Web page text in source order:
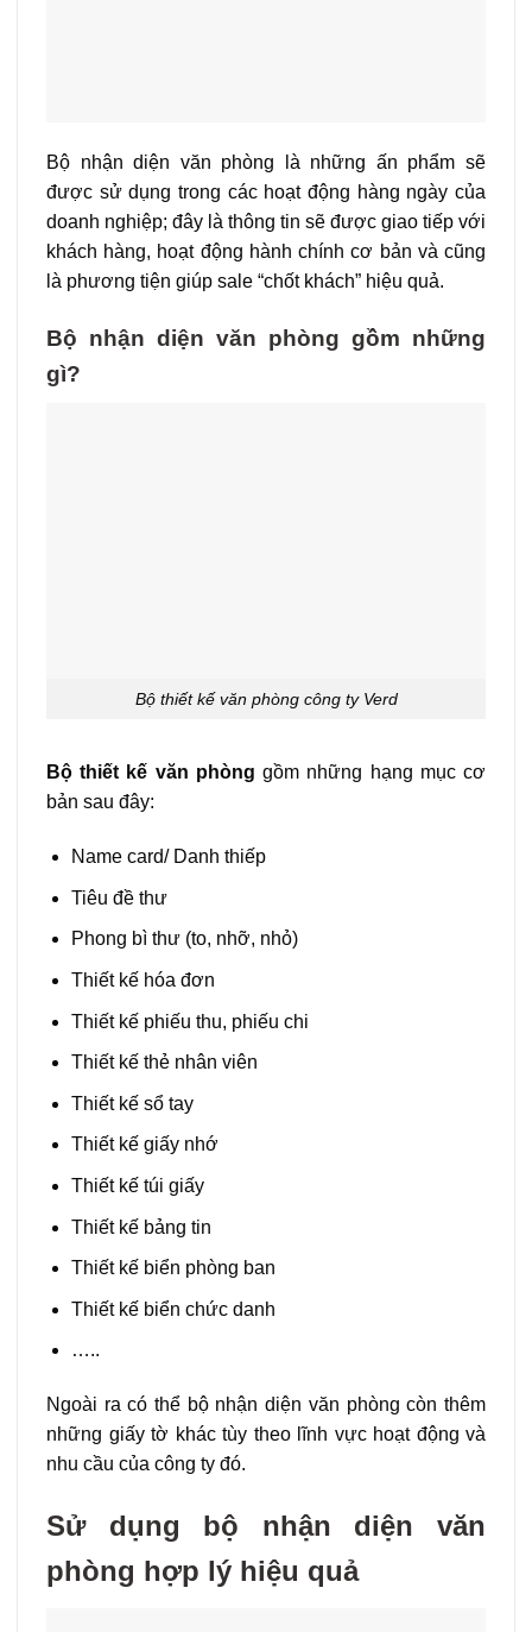
Bộ nhận diện văn phòng là những ấn phẩm sẽ
được sử dụng trong các hoạt động hàng ngày của
doanh nghiệp; đây là thông tin sẽ được giao tiếp với
khách hàng, hoạt động hành chính cơ bản và cũng
là phương tiện giúp sale “chốt khách” hiệu quả.
Bộ nhận diện văn phòng gồm những
gì?
Bộ thiết kế văn phòng công ty Verd
Bộ thiết kế văn phòng gồm những hạng mục cơ
bản sau đây:
Name card/ Danh thiếp
Tiêu đề thư
Phong bì thư (to, nhỡ, nhỏ)
Thiết kế hóa đơn
Thiết kế phiếu thu, phiếu chi
Thiết kế thẻ nhân viên
Thiết kế sổ tay
Thiết kế giấy nhớ
Thiết kế túi giấy
Thiết kế bảng tin
Thiết kế biển phòng ban
Thiết kế biển chức danh
…..
Ngoài ra có thể bộ nhận diện văn phòng còn thêm
những giấy tờ khác tùy theo lĩnh vực hoạt động và
nhu cầu của công ty đó.
Sử dụng bộ nhận diện văn
phòng hợp lý hiệu quả